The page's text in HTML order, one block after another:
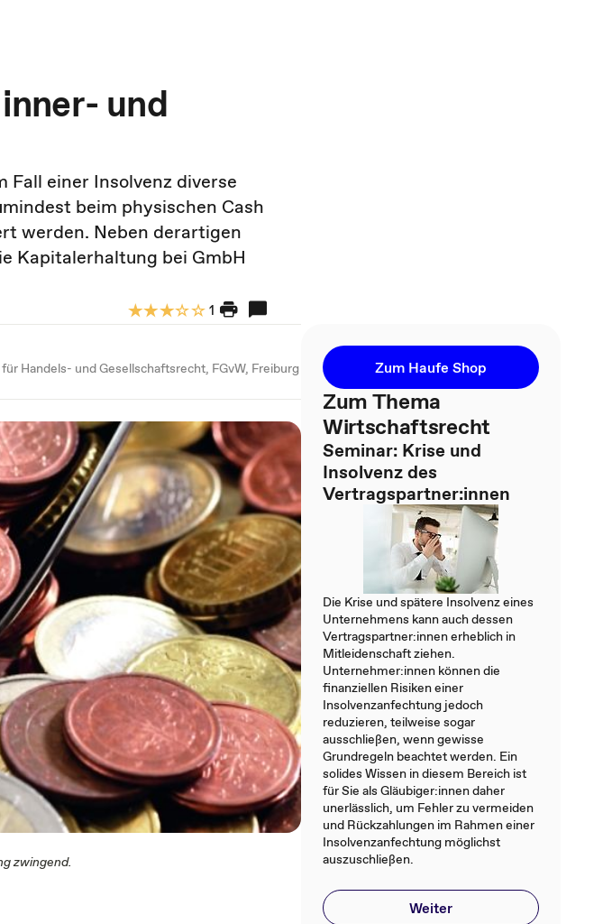
und
Fall einer Insolvenz diverse
beim physischen Cash
werden. Neben derartigen
Kapitalerhaltung bei GmbH
1
Handels- und Gesellschaftsrecht, FGvW, Freiburg
zwingend.
Zum Haufe Shop
Zum Thema
Wirtschaftsrecht
Seminar: Krise und
Insolvenz des
Vertragspartner:innen
Die Krise und spätere Insolvenz eines
Unternehmens kann auch dessen
Vertragspartner:innen erheblich in
Mitleidenschaft ziehen.
Unternehmer:innen können die
finanziellen Risiken einer
Insolvenzanfechtung jedoch
reduzieren, teilweise sogar
ausschließen, wenn gewisse
Grundregeln beachtet werden. Ein
solides Wissen in diesem Bereich ist
für Sie als Gläubiger:innen daher
unerlässlich, um Fehler zu vermeiden
und Rückzahlungen im Rahmen einer
Insolvenzanfechtung möglichst
auszuschließen.
Weiter